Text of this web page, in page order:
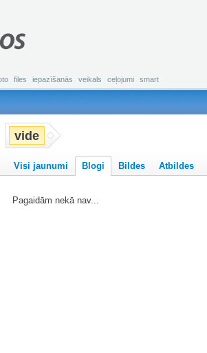
files iepazīšanās veikals ceļojumi smart
vide
Visi jaunumi Blogi Bildes Atbildes
Pagaidām nekā nav...